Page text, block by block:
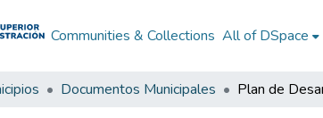
Communities & Collections All of DSpace
Documentos Municipales